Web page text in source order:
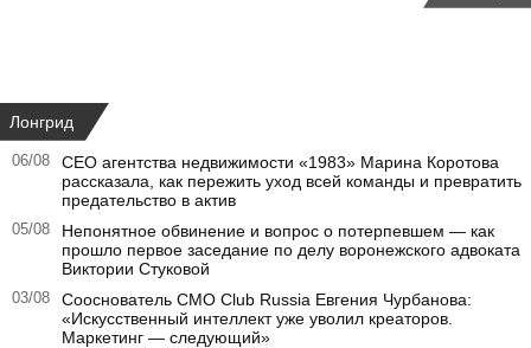
Лонгрид
06/08
CEO агентства недвижимости «1983» Марина Коротова
рассказала, как пережить уход всей команды и превратить
предательство в актив
05/08
Непонятное обвинение и вопрос о потерпевшем — как
прошло первое заседание по делу воронежского адвоката
Виктории Стуковой
03/08
Сооснователь CMO Club Russia Евгения Чурбанова:
«Искусственный интеллект уже уволил креаторов.
Маркетинг — следующий»